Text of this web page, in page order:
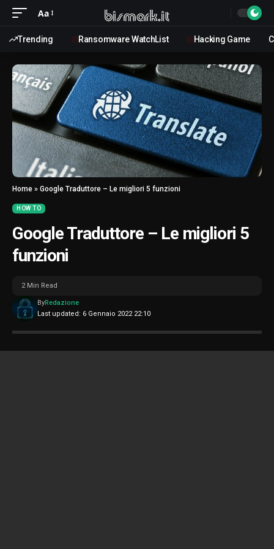
Aa
Trending Ransomware WatchList Hacking Game
Home » Google Traduttore – Le migliori 5 funzioni
HOW TO
Google Traduttore – Le migliori 5
funzioni
Last updated: 6 Gennaio 2022 22:10
ByRedazione
2 Min Read